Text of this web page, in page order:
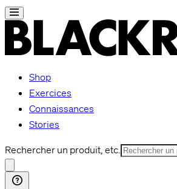
Shop
Exercices
Connaissances
Stories
Rechercher un produit, etc.